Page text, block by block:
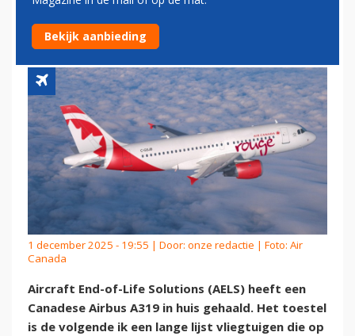
CANADESE AIRBUS A319 OP
TWENTE AIRPORT
1 december 2025 - 19:55 | Door: onze redactie | Foto: Air
Canada
Aircraft End-of-Life Solutions (AELS) heeft een
Canadese Airbus A319 in huis gehaald. Het toestel
is de volgende ik een lange lijst vliegtuigen die op
Bekijk aanbieding